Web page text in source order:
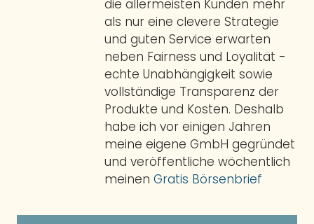
die allermeisten Kunden mehr
als nur eine clevere Strategie
und guten Service erwarten
neben Fairness und Loyalität -
echte Unabhängigkeit sowie
vollständige Transparenz der
Produkte und Kosten. Deshalb
habe ich vor einigen Jahren
meine eigene GmbH gegründet
und veröffentliche wöchentlich
meinen Gratis Börsenbrief